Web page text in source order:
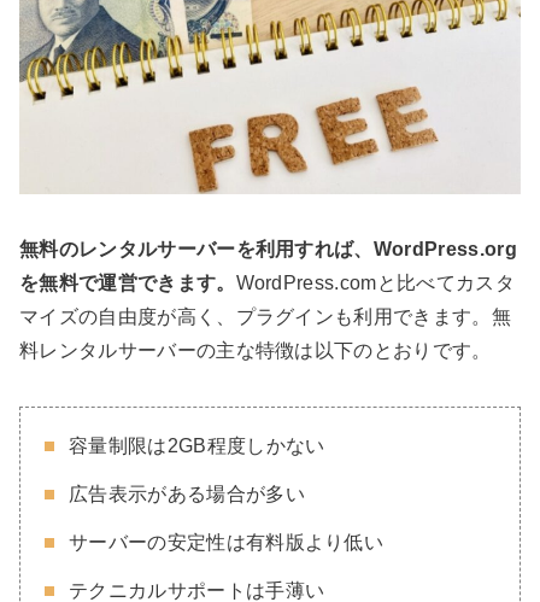
無料のレンタルサーバーを利用すれば、WordPress.org
を無料で運営できます。 WordPress.comと比べてカスタ
マイズの自由度が高く、プラグインも利用できます。無
料レンタルサーバーの主な特徴は以下のとおりです。
容量制限は2GB程度しかない
広告表示がある場合が多い
サーバーの安定性は有料版より低い
テクニカルサポートは手薄い